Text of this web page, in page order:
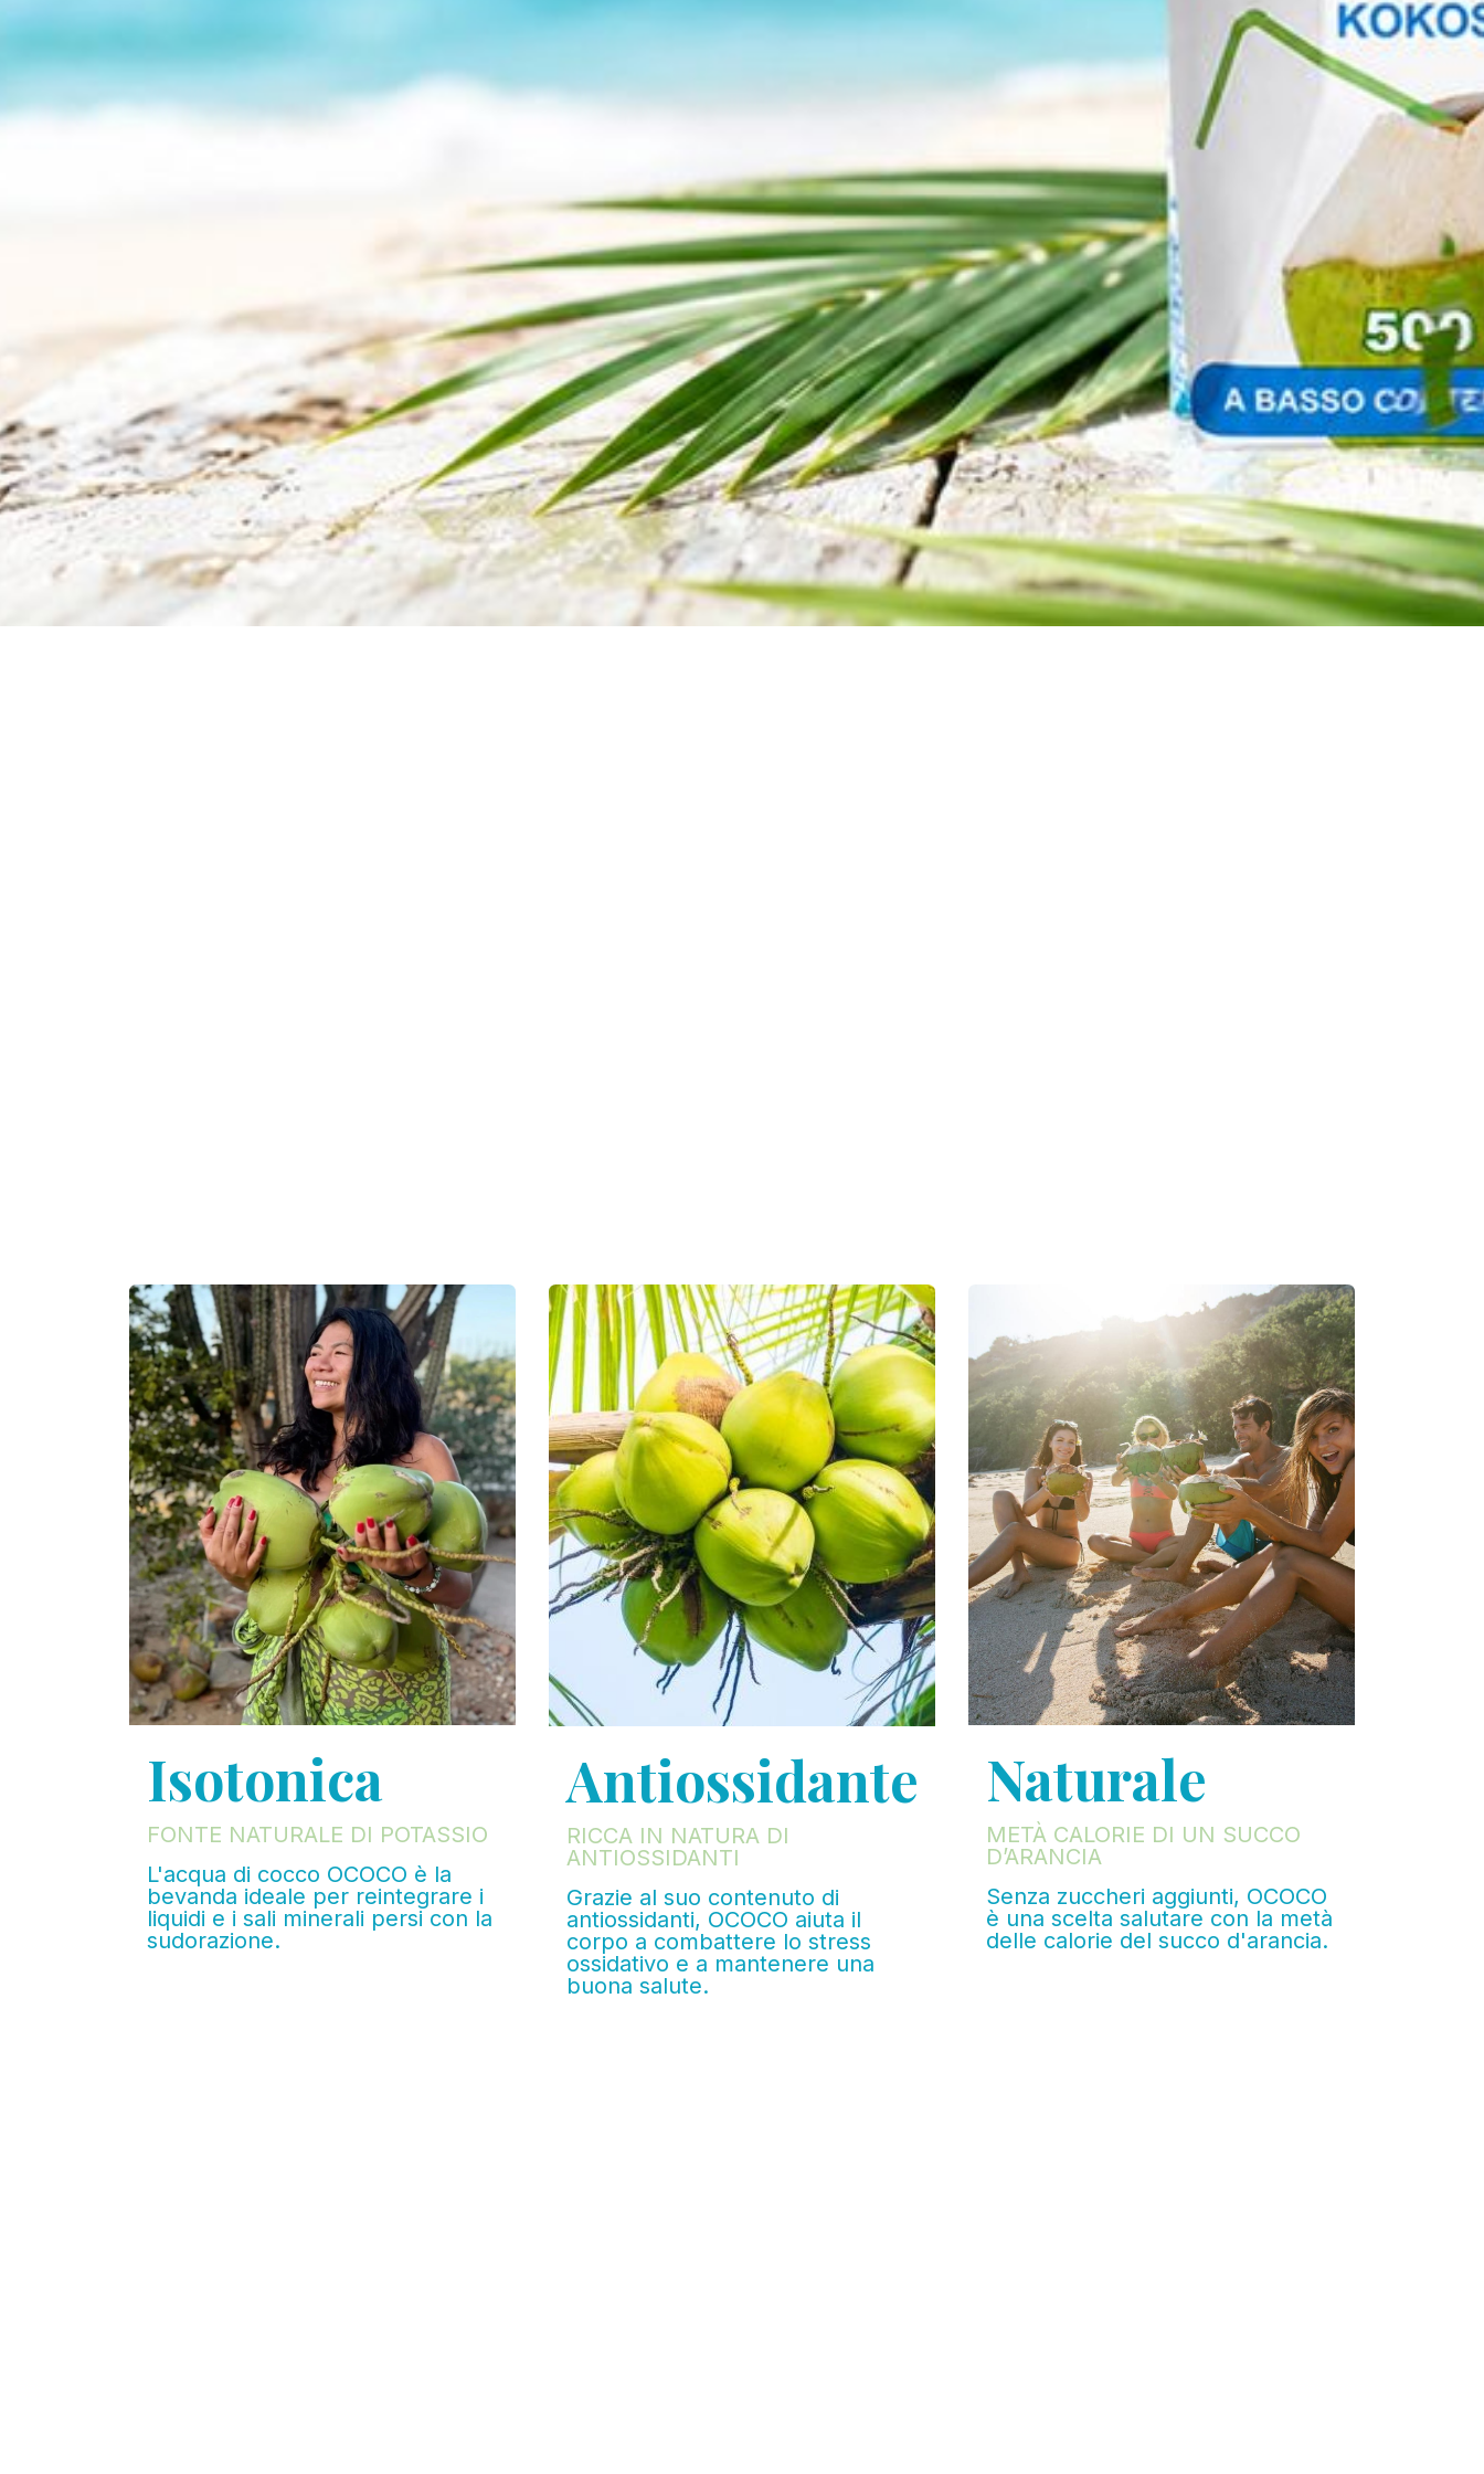
Isotonica
FONTE NATURALE DI POTASSIO
L'acqua di cocco OCOCO è la
bevanda ideale per reintegrare i
liquidi e i sali minerali persi con la
sudorazione.
Antiossidante
RICCA IN NATURA DI
ANTIOSSIDANTI
Grazie al suo contenuto di
antiossidanti, OCOCO aiuta il
corpo a combattere lo stress
ossidativo e a mantenere una
buona salute.
Naturale
METÀ CALORIE DI UN SUCCO
D’ARANCIA
Senza zuccheri aggiunti, OCOCO
è una scelta salutare con la metà
delle calorie del succo d'arancia.